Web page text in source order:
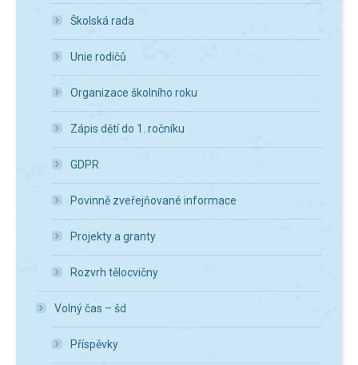
Školská rada
Unie rodičů
Organizace školního roku
Zápis dětí do 1. ročníku
GDPR
Povinně zveřejňované informace
Projekty a granty
Rozvrh tělocvičny
Volný čas – šd
Příspěvky